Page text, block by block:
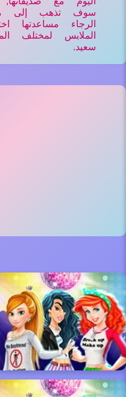
سوف تذهب إلى
الرجاء مساعدتها
الملابس لمختلف
سعيد.